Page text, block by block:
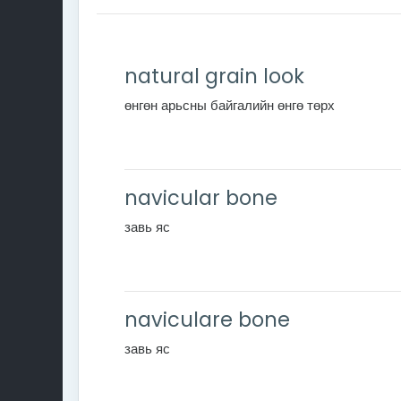
natural grain look
өнгөн арьсны байгалийн өнгө төрх
navicular bone
завь яс
naviculare bone
завь яс